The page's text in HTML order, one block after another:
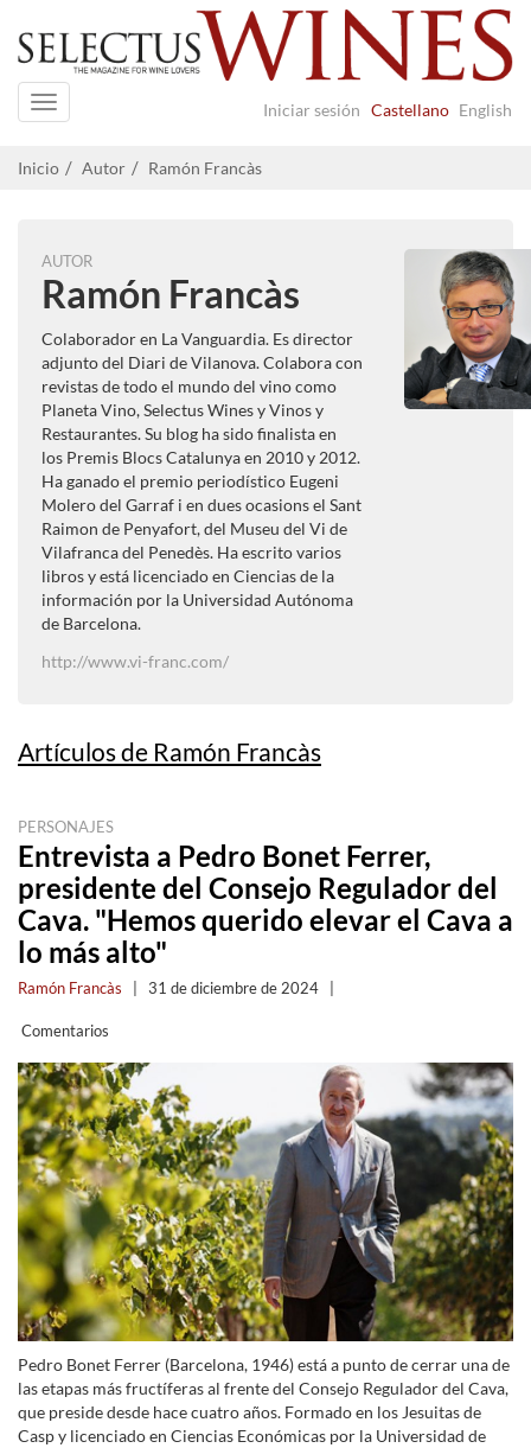
Iniciar sesión Castellano English
Navigation
Inicio Autor Ramón Francàs
AUTOR
Ramón Francàs
Colaborador en La Vanguardia. Es director
adjunto del Diari de Vilanova. Colabora con
revistas de todo el mundo del vino como
Planeta Vino, Selectus Wines y Vinos y
Restaurantes. Su blog ha sido finalista en
los Premis Blocs Catalunya en 2010 y 2012.
Ha ganado el premio periodístico Eugeni
Molero del Garraf i en dues ocasions el Sant
Raimon de Penyafort, del Museu del Vi de
Vilafranca del Penedès. Ha escrito varios
libros y está licenciado en Ciencias de la
información por la Universidad Autónoma
de Barcelona.
http://www.vi-franc.com/
Artículos de Ramón Francàs
PERSONAJES
Entrevista a Pedro Bonet Ferrer,
presidente del Consejo Regulador del
Cava. "Hemos querido elevar el Cava a
lo más alto"
Ramón Francàs 31 de diciembre de 2024
Comentarios
Pedro Bonet Ferrer (Barcelona, ​​1946) está a punto de cerrar una de
las etapas más fructíferas al frente del Consejo Regulador del Cava,
que preside desde hace cuatro años. Formado en los Jesuitas de
Casp y licenciado en Ciencias Económicas por la Universidad de